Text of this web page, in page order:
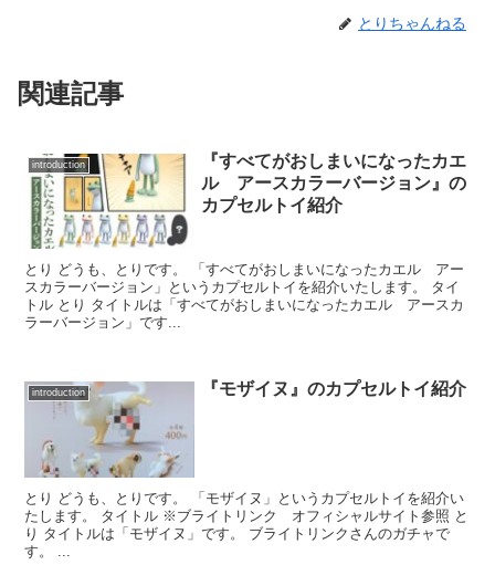
とりちゃんねる
関連記事
introduction
『すべてがおしまいになったカエ
ル アースカラーバージョン』の
カプセルトイ紹介
とり どうも、とりです。 「すべてがおしまいになったカエル アー
スカラーバージョン」というカプセルトイを紹介いたします。 タイ
トル とり タイトルは「すべてがおしまいになったカエル アースカ
ラーバージョン」です...
introduction 『モザイヌ』のカプセルトイ紹介
とり どうも、とりです。 「モザイヌ」というカプセルトイを紹介い
たします。 タイトル ※ブライトリンク オフィシャルサイト参照 と
り タイトルは「モザイヌ」です。 ブライトリンクさんのガチャで
す。 ...